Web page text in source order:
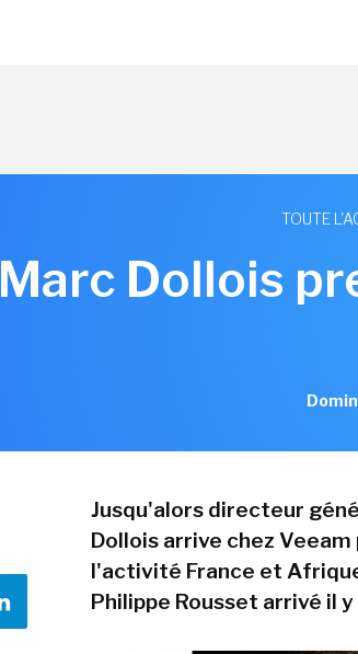
TOUTE
Marc Dollois
Jusqu'alors directeur
Dollois arrive chez
l'activité France et
Philippe Rousset arrivé il